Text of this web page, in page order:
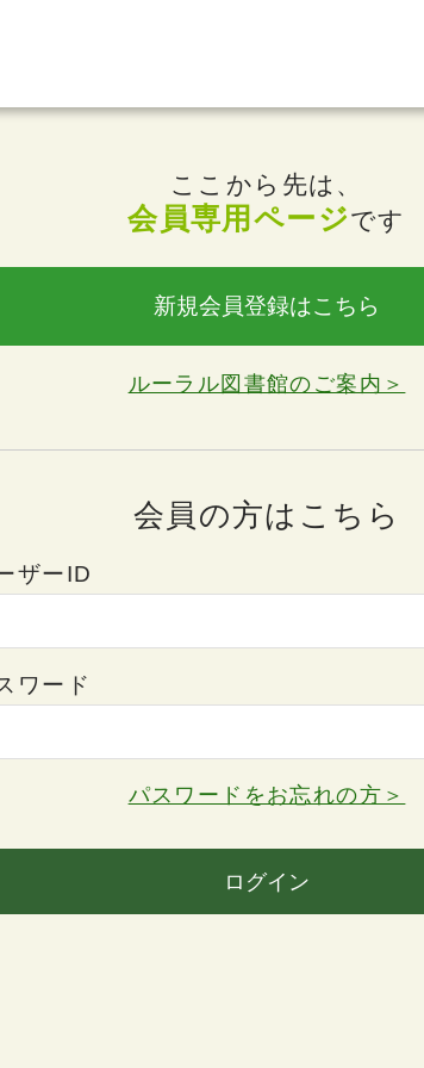
ここから先は、
会員専用ページです
新規会員登録はこちら
ルーラル図書館のご案内＞
会員の方はこちら
ザーID
ワード
パスワードをお忘れの方＞
ログイン